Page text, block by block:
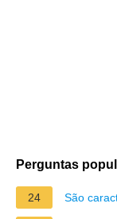
Perguntas
24 São